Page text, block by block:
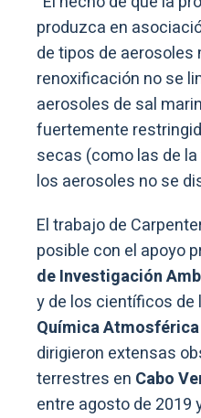
produzca en
de tipos de aerosoles
renoxificación no se
aerosoles de sal
fuertemente
secas (como las de
los aerosoles no se
El trabajo de
posible con el apoyo
de Investigación
y de los científicos de
Química
dirigieron extensas
terrestres en Cabo
entre agosto de 2019